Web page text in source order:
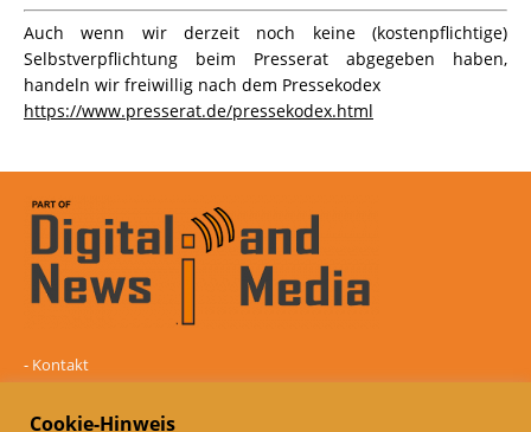
Auch wenn wir derzeit noch keine (kostenpflichtige)
Selbstverpflichtung beim Presserat abgegeben haben,
handeln wir freiwillig nach dem Pressekodex
https://www.presserat.de/pressekodex.html
- Kontakt
Datenschutz
Cookie-Hinweis